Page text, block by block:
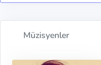
Müzisyenler